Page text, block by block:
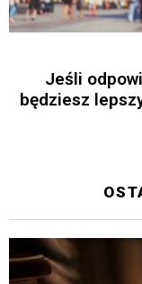
Jeśli
będziesz